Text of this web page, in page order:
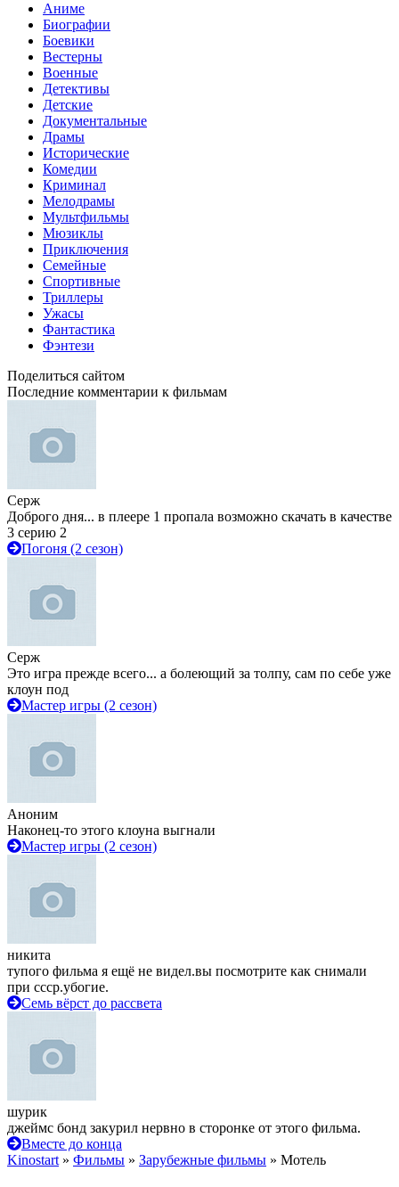
Аниме
Биографии
Боевики
Вестерны
Военные
Детективы
Детские
Документальные
Драмы
Исторические
Комедии
Криминал
Мелодрамы
Мультфильмы
Мюзиклы
Приключения
Семейные
Спортивные
Триллеры
Ужасы
Фантастика
Фэнтези
Поделиться сайтом
Последние комментарии к фильмам
Серж
Доброго дня... в плеере 1 пропала возможно скачать в качестве
3 серию 2
Погоня (2 сезон)
Серж
Это игра прежде всего... а болеющий за толпу, сам по себе уже
клоун под
Мастер игры (2 сезон)
Аноним
Наконец-то этого клоуна выгнали
Мастер игры (2 сезон)
никита
тупого фильма я ещё не видел.вы посмотрите как снимали
при ссср.убогие.
Семь вёрст до рассвета
шурик
джеймс бонд закурил нервно в сторонке от этого фильма.
Вместе до конца
Kinostart » Фильмы » Зарубежные фильмы » Мотель